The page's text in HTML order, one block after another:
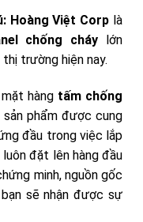
Hoàng Việt Corp là
chống cháy lớn
trường hiện nay.
hàng tấm chống
sản phẩm được cung
đầu trong việc lắp
đặt lên hàng đầu
minh, nguồn gốc
sẽ nhận được sự